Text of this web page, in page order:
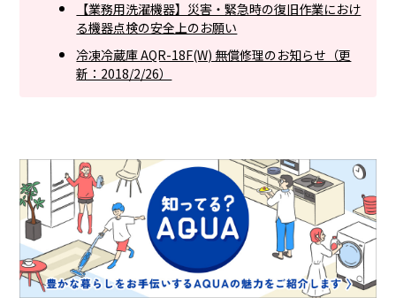
【業務用洗濯機器】災害・緊急時の復旧作業におけ
る機器点検の安全上のお願い
冷凍冷蔵庫 AQR-18F(W) 無償修理のお知らせ（更
新：2018/2/26）